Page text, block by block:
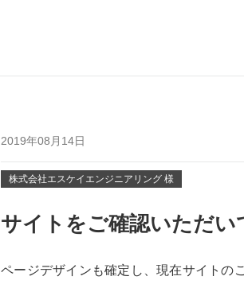
2019年08月14日
株式会社エスケイエンジニアリング 様
サイトをご確認いただい
ページデザインも確定し、現在サイトの